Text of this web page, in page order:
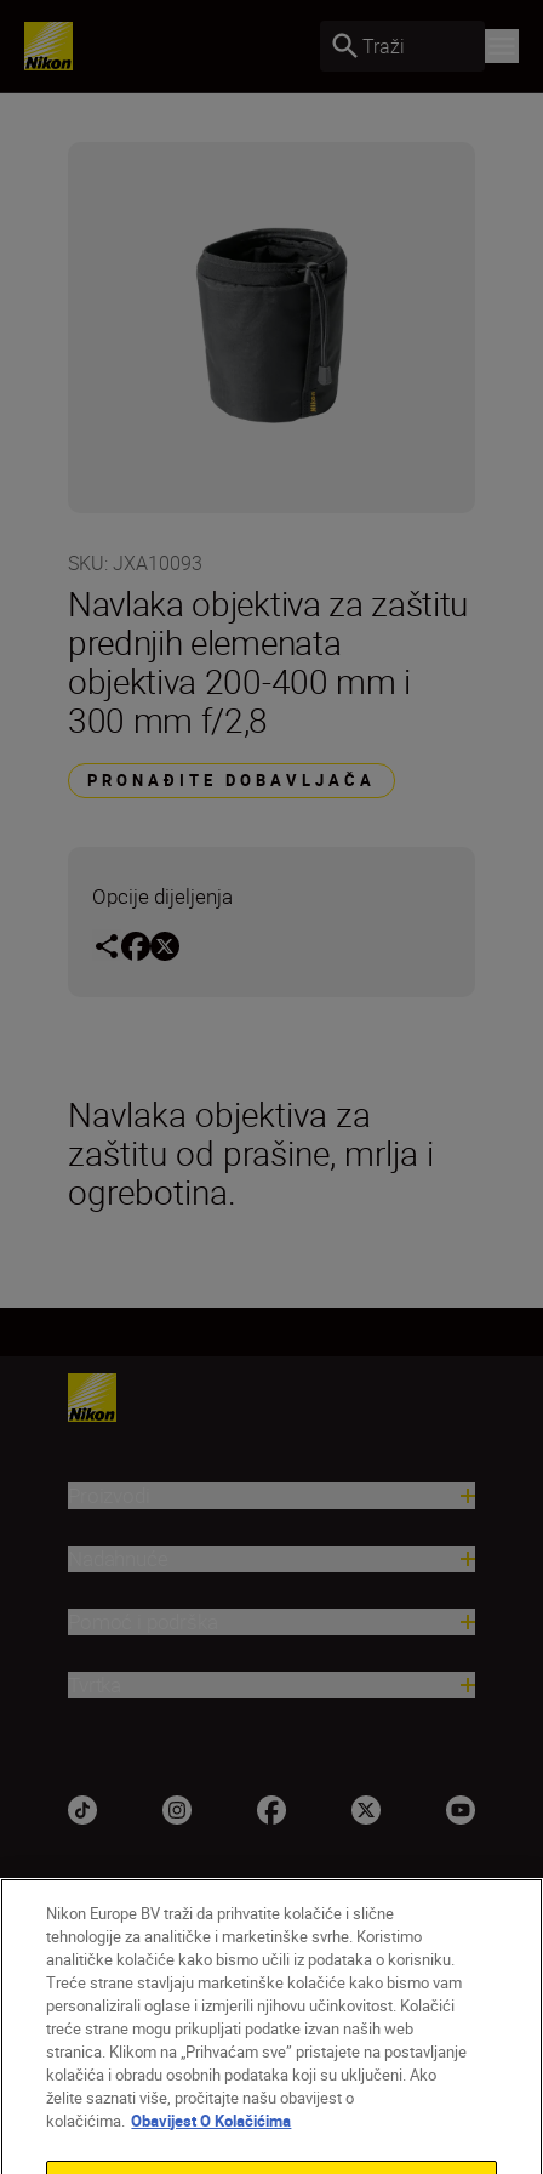
Traži
SKU: JXA10093
Navlaka objektiva za zaštitu
prednjih elemenata
objektiva 200-400 mm i
300 mm f/2,8
PRONAĐITE DOBAVLJAČA
Opcije dijeljenja
Navlaka objektiva za
zaštitu od prašine, mrlja i
ogrebotina.
HR Nikon Sites
Obratite nam se
Obavijest o zaštiti privatnosti
Uvjeti upotrebe
Obavijest o kolačićima
Postavke kolačića
© 2026 Nikon
Nikon Europe BV traži da prihvatite kolačiće i slične
tehnologije za analitičke i marketinške svrhe. Koristimo
analitičke kolačiće kako bismo učili iz podataka o korisniku.
Treće strane stavljaju marketinške kolačiće kako bismo vam
personalizirali oglase i izmjerili njihovu učinkovitost. Kolačići
treće strane mogu prikupljati podatke izvan naših web
stranica. Klikom na „Prihvaćam sve” pristajete na postavljanje
kolačića i obradu osobnih podataka koji su uključeni. Ako
želite saznati više, pročitajte našu obavijest o
kolačićima. Obavijest O Kolačićima